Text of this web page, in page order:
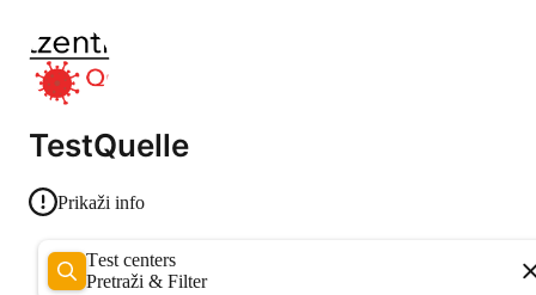
TestQuelle
Prikaži info
Test centers
Pretraži & Filter